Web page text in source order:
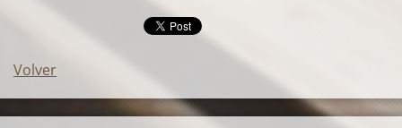
Volver